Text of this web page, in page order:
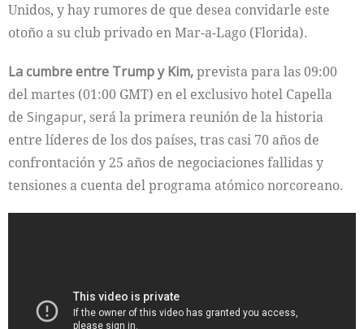
Unidos, y hay rumores de que desea convidarle este
otoño a su club privado en Mar-a-Lago (Florida).
La cumbre entre Trump y Kim,prevista para las 09:00
del martes (01:00 GMT) en el exclusivo hotel Capella
de Singapur, será la primera reunión de la historia
entre líderes de los dos países, tras casi 70 años de
confrontación y 25 años de negociaciones fallidas y
tensiones a cuenta del programa atómico norcoreano.